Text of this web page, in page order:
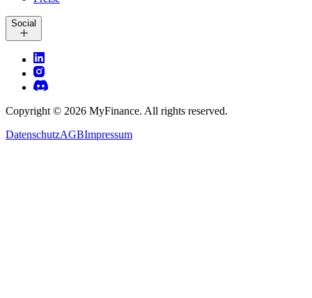
Social
Copyright © 2026 MyFinance. All rights reserved.
DatenschutzAGBImpressum